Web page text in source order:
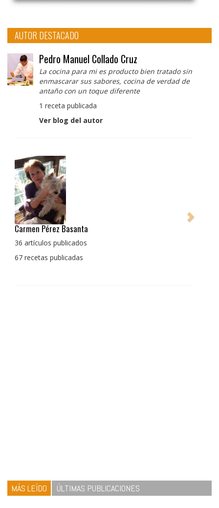
AUTOR DESTACADO
Pedro Manuel Collado Cruz
La cocina para mi es producto bien tratado sin
enmascarar sus sabores, cocina de verdad de
antaño con un toque diferente
1 receta publicada
Ver blog del autor
Pedro Manuel Collado Cruz
La cocina para mi es producto bien tratado sin
con un toque diferente